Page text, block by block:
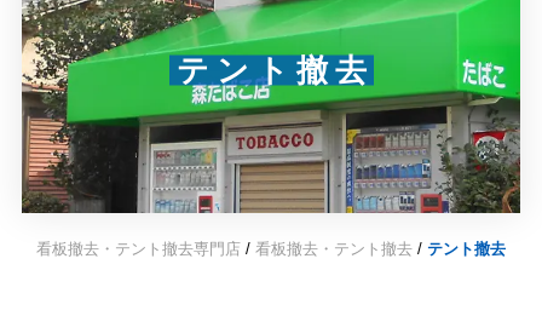
テント撤去
看板撤去・テント撤去専門店 / 看板撤去・テント撤去 / テント撤去